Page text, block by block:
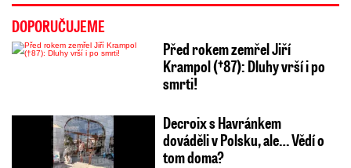
DOPORUČUJEME
Před rokem zemřel Jiří
Krampol (†87): Dluhy vrší i po
smrti!
Decroix s Havránkem
dováděli v Polsku, ale… Vědí o
tom doma?